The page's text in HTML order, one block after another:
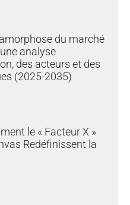
du marché
analyse
des acteurs et des
(2025-2035)
le « Facteur X »
Redéfinissent la